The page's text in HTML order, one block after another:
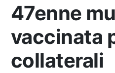
47enne
vaccinata
collaterali